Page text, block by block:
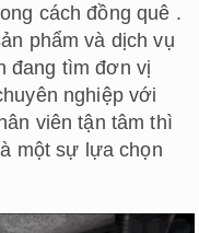
cách đồng quê .
phẩm và dịch vụ
đang tìm đơn vị
nghiệp với
viên tận tâm thì
một sự lựa chọn